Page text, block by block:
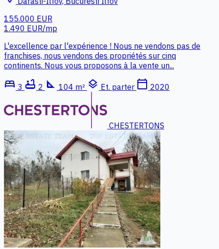
155.000 EUR
1.490 EUR/mp
L'excellence par l'expérience ! Nous ne vendons pas de
franchises, nous vendons des propriétés sur cinq
continents. Nous vous proposons à la vente un...
bed 3 bathtub 2 square_foot 104 m² layers Et. parter calendar_today 2020
CHESTERTONS